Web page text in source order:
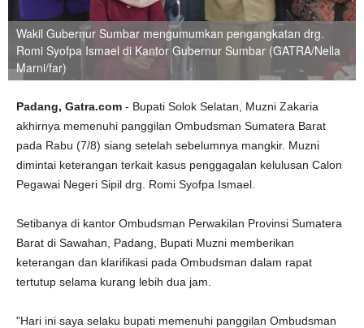
Wakil Gubernur Sumbar mengumumkan pengangkatan drg.
Romi Syofpa Ismael di Kantor Gubernur Sumbar (GATRA/Nella
Marni/far)
Padang, Gatra.com - Bupati Solok Selatan, Muzni Zakaria
akhirnya memenuhi panggilan Ombudsman Sumatera Barat
pada Rabu (7/8) siang setelah sebelumnya mangkir. Muzni
dimintai keterangan terkait kasus penggagalan kelulusan Calon
Pegawai Negeri Sipil drg. Romi Syofpa Ismael.
Setibanya di kantor Ombudsman Perwakilan Provinsi Sumatera
Barat di Sawahan, Padang, Bupati Muzni memberikan
keterangan dan klarifikasi pada Ombudsman dalam rapat
tertutup selama kurang lebih dua jam.
"Hari ini saya selaku bupati memenuhi panggilan Ombudsman